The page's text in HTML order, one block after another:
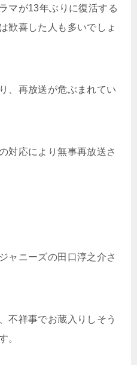
マが13年ぶりに復活する
歓喜した人も多いでしょ
、再放送が危ぶまれてい
対応により無事再放送さ
ャニーズの田口淳之介さ
不祥事でお蔵入りしそう
。